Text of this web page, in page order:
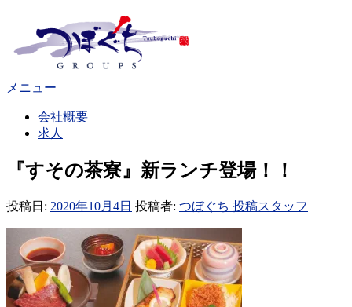
テ
へ
プ
メニュー
会社概要
求人
『すその茶寮』新ランチ登場！！
投稿日: 2020年10月4日 投稿者: つぼぐち 投稿スタッフ